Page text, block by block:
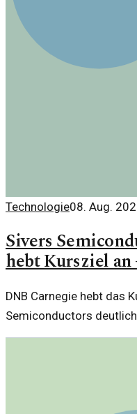
Technologie08. Aug.
Sivers
hebt Kursziel an
DNB Carnegie hebt das
Semiconductors
berechtigt oder nur eine